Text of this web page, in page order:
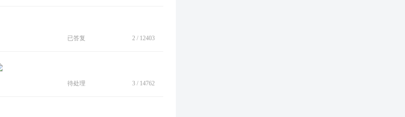
已答复 2 / 12403
待处理 3 / 14762